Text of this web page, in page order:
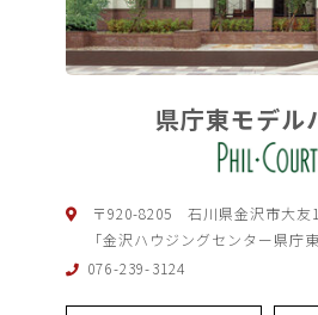
県庁東モデル
〒920-8205 石川県金沢市大友
「金沢ハウジングセンター県庁
076-239-3124